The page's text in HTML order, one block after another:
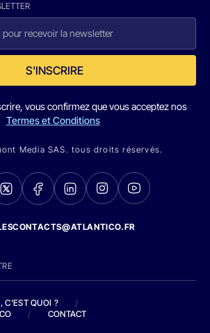
S'INSCRIRE
vous confirmez que vous acceptez nos
Termes et Conditions
Media SAS. tous droits réservés.
C'EST QUOI ?
/
/ CONTACT